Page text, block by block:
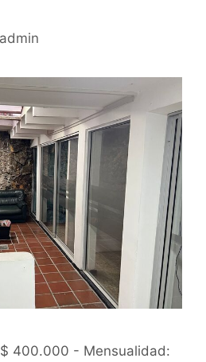
admin
$ 400.000 - Mensualidad: